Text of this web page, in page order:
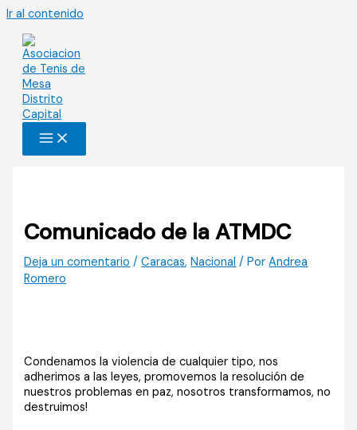
Ir al contenido
Comunicado de la ATMDC
Deja un comentario /Caracas,Nacional / PorAndrea
Romero
Condenamos la violencia de cualquier tipo, nos
adherimos a las leyes, promovemos la resolución de
nuestros problemas en paz, nosotros transformamos, no
destruimos!